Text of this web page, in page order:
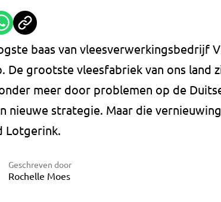
baas van vleesverwerkingsbedrijf
De grootste vleesfabriek van ons land
meer door problemen op de
nieuwe strategie. Maar die
Lotgerink.
Geschreven door
Rochelle Moes